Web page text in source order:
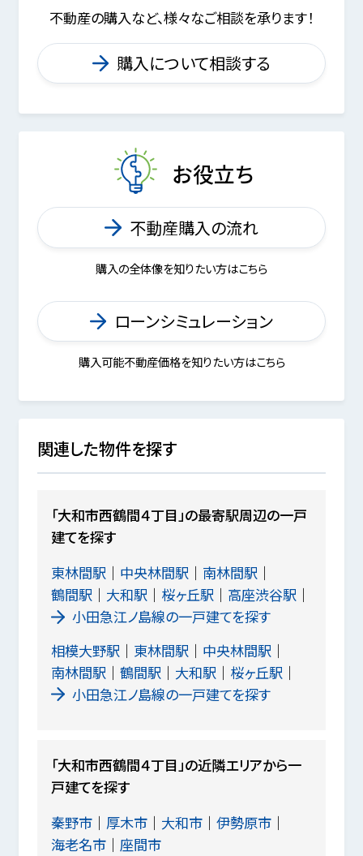
不動産の購入など、様々なご相談を承ります！
購入について相談する
お役立ち
不動産購入の流れ
購入の全体像を知りたい方はこちら
ローンシミュレーション
購入可能不動産価格を知りたい方はこちら
関連した物件を探す
「大和市西鶴間４丁目」の最寄駅周辺の一戸
建てを探す
東林間駅
中央林間駅
南林間駅
鶴間駅
大和駅 桜ヶ丘駅
高座渋谷駅
小田急江ノ島線の一戸建てを探す
相模大野駅
東林間駅
中央林間駅
南林間駅
鶴間駅 大和駅
桜ヶ丘駅
小田急江ノ島線の一戸建てを探す
「大和市西鶴間４丁目」の近隣エリアから一
戸建てを探す
秦野市
厚木市 大和市
伊勢原市
海老名市
座間市